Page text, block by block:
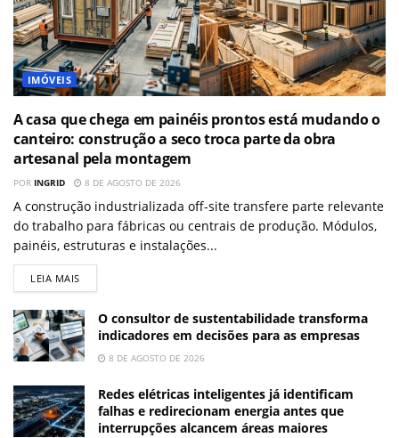
IMÓVEIS
A casa que chega em painéis prontos está mudando o
canteiro: construção a seco troca parte da obra
artesanal pela montagem
POR INGRID 8 DE AGOSTO DE 2026
A construção industrializada off-site transfere parte relevante
do trabalho para fábricas ou centrais de produção. Módulos,
painéis, estruturas e instalações...
LEIA MAIS
O consultor de sustentabilidade transforma
indicadores em decisões para as empresas
8 DE AGOSTO DE 2026
Redes elétricas inteligentes já identificam
falhas e redirecionam energia antes que
interrupções alcancem áreas maiores